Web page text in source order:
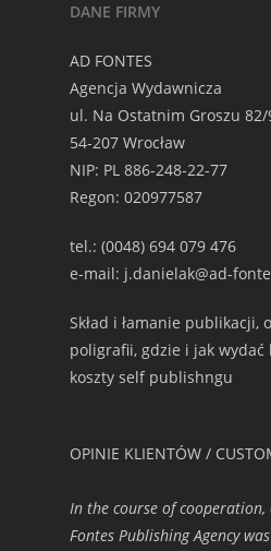
DANE FIRMY
AD FONTES
Agencja Wydawnicza
ul. Na Ostatnim Groszu 82/
54-207 Wrocław
NIP: PL 886-248-22-77
Regon: 020977587
tel.: (0048) 694 079 476
e-mail: j.danielak@ad-
Skład i łamanie publikacji,
poligrafii, gdzie i jak wydać
koszty self publishngu
OPINIE KLIENTÓW /
In the course of
Fontes Publishing Agency